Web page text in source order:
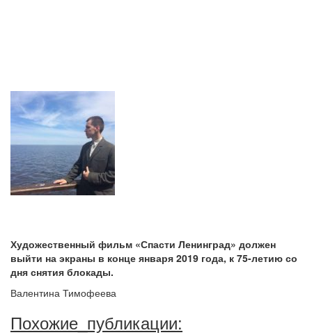
Художественный фильм «Спасти Ленинград» должен
выйти на экраны в конце января 2019 года, к 75-летию со
дня снятия блокады.
Валентина Тимофеева
Похожие_публикации: